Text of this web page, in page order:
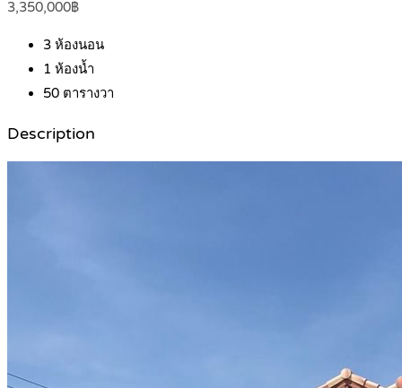
3,350,000฿
3 ห้องนอน
1 ห้องน้ำ
50 ตารางวา
Description